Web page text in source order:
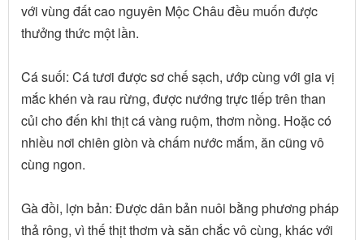
với vùng đất cao nguyên Mộc Châu đều muốn được
thưởng thức một lần.
Cá suối: Cá tươi được sơ chế sạch, ướp cùng với gia vị
mắc khén và rau rừng, được nướng trực tiếp trên than
củi cho đến khi thịt cá vàng ruộm, thơm nồng. Hoặc có
nhiều nơi chiên giòn và chấm nước mắm, ăn cũng vô
cùng ngon.
Gà đồi, lợn bản: Được dân bản nuôi bằng phương pháp
thả rông, vì thế thịt thơm và săn chắc vô cùng, khác với